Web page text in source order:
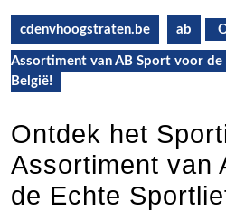
cdenvhoogstraten.be ab
Assortiment van AB Sport voor
België!
Ontdek het
Assortiment van
de Echte